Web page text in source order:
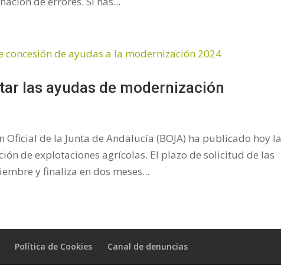
las ayudas de modernización
Oficial de la Junta de Andalucía (BOJA) ha publicado hoy la
de explotaciones agrícolas. El plazo de solicitud de las
y finaliza en dos meses...
Política de Cookies Canal de denuncias